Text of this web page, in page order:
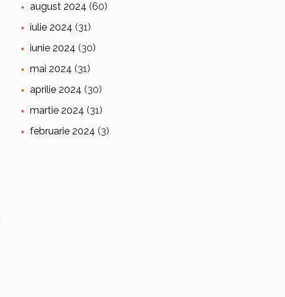
august 2024 (60)
iulie 2024 (31)
iunie 2024 (30)
mai 2024 (31)
aprilie 2024 (30)
martie 2024 (31)
februarie 2024 (3)